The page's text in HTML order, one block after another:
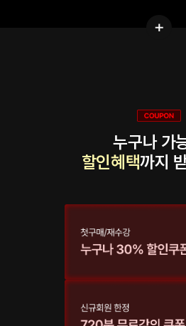
누구나 가
할인혜택까지